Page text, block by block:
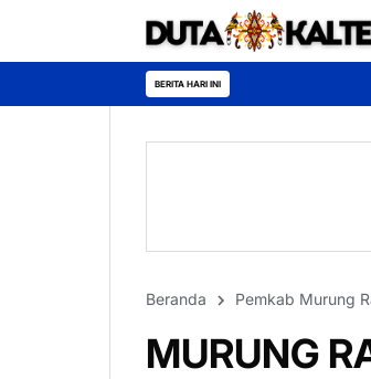
BERITA HARI INI
Beranda Pemkab Murung
MURUNG